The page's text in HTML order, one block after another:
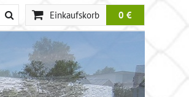
Einkaufskorb 0 €